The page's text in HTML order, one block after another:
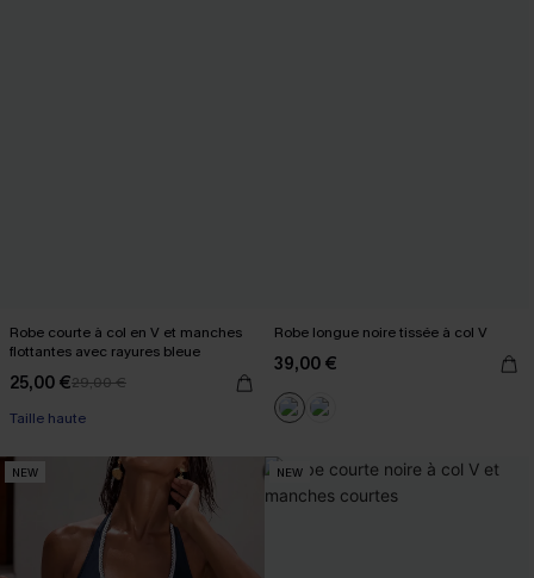
Robe courte à col en V et manches
flottantes avec rayures bleue
25,00 €29,00 €
Taille haute
Robe longue noire tissée à col V
39,00 €
NEW NEW